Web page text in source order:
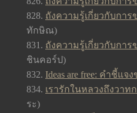
828. ถังความรู้เกี่ยวกับกา
ทักษิณ)
831. ถังความรู้เกี่ยวกับกา
ชินคอร์ป)
832. Ideas are free: คำชี้แ
834. เรารักในหลวงถึงวา
ระ)